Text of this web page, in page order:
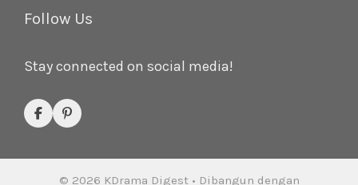
Follow Us
Stay connected on social media!
© 2026 KDrama Digest• Dibangun dengan